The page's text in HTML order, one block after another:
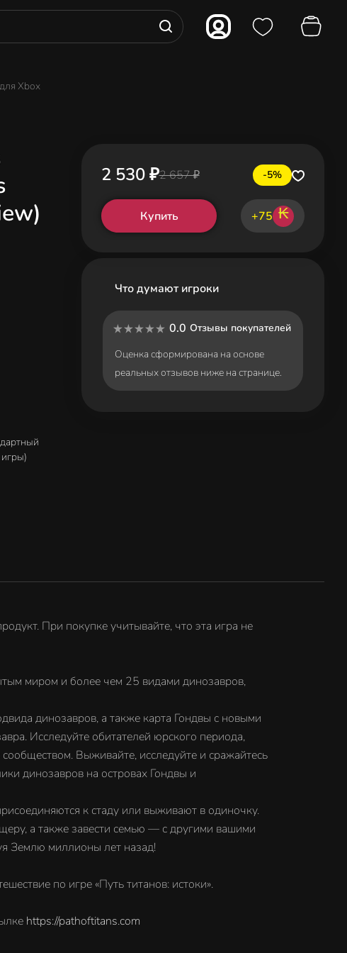
Xbox
2 530 ₽2 657 ₽ -5%
Купить +75 ₭
Что думают игроки
0.0 Отзывы покупателей
Оценка сформирована на основе
реальных отзывов ниже на странице.
При покупке учитывайте, что эта игра не
миром и более чем 25 видами динозавров,
динозавров, а также карта Гондвы с новыми
Исследуйте обитателей юрского периода,
Выживайте, исследуйте и сражайтесь
динозавров на островах Гондвы и
к стаду или выживают в одиночку.
а также завести семью — с другими вашими
Землю миллионы лет назад!
по игре «Путь титанов: истоки».
https://pathoftitans.com